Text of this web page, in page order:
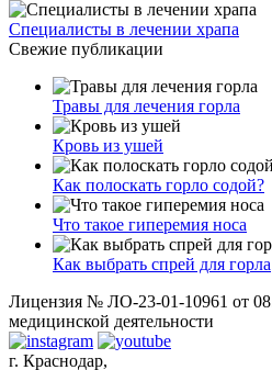
Специалисты в лечении храпа
Свежие публикации
Травы для лечения горла
Кровь из ушей
Как полоскать горло содой?
Что такое гиперемия носа
Как выбрать спрей для горла
Лицензия № ЛО-23-01-10961 от
медицинской деятельности
г. Краснодар,